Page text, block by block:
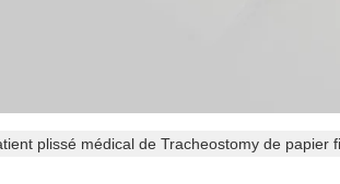
plissé médical de Tracheostomy de